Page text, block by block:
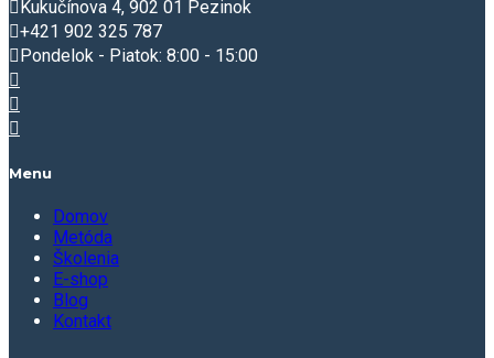
Kukučínova 4, 902 01 Pezinok
+421 902 325 787
Pondelok - Piatok: 8:00 - 15:00
Menu
Domov
Metóda
Školenia
E-shop
Blog
Kontakt